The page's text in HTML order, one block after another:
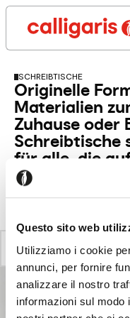
Questo sito web
Utilizziamo i cookie
annunci, per fornire
analizzare il nostro
informazioni sul
SCHREIBTISCHE
Originelle
Materialien
Zuhause oder
Schreibtische
für alle, die
italienischen
verzichten
ALLE PRODUKTE